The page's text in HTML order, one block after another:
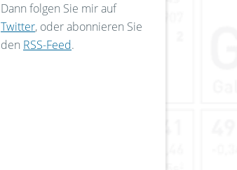
Dann folgen Sie mir auf
Twitter, oder abonnieren Sie
den RSS-Feed.